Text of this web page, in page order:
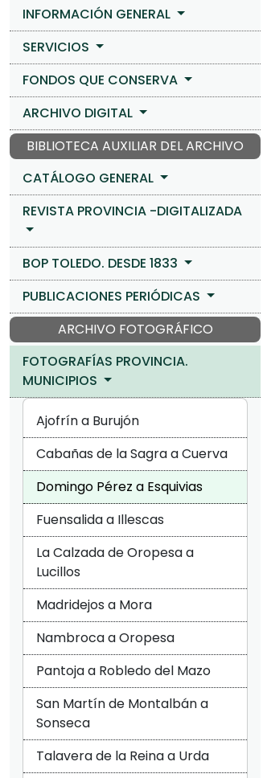
INFORMACIÓN GENERAL
SERVICIOS
FONDOS QUE CONSERVA
ARCHIVO DIGITAL
BIBLIOTECA AUXILIAR DEL ARCHIVO
CATÁLOGO GENERAL
REVISTA PROVINCIA -DIGITALIZADA
BOP TOLEDO. DESDE 1833
PUBLICACIONES PERIÓDICAS
ARCHIVO FOTOGRÁFICO
FOTOGRAFÍAS PROVINCIA.
MUNICIPIOS
Ajofrín a Burujón
Cabañas de la Sagra a Cuerva
Domingo Pérez a Esquivias
Fuensalida a Illescas
La Calzada de Oropesa a
Lucillos
Madridejos a Mora
Nambroca a Oropesa
Pantoja a Robledo del Mazo
San Martín de Montalbán a
Sonseca
Talavera de la Reina a Urda